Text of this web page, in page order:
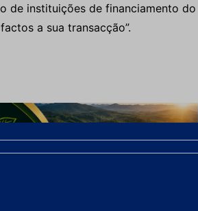
de instituições de financiamento do
a sua transacção”.